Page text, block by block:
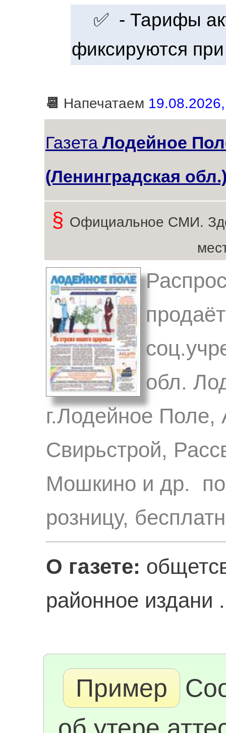
✅ - Тарифы
фиксируются
📆 Напечатаем
Газета Лодейное
(Ленинградская
§ Официальное СМИ.
обл.
г.Лодейное
Свирьстрой,
Мошкино и др. по
розницу,
О газете:
районное издани
Пример